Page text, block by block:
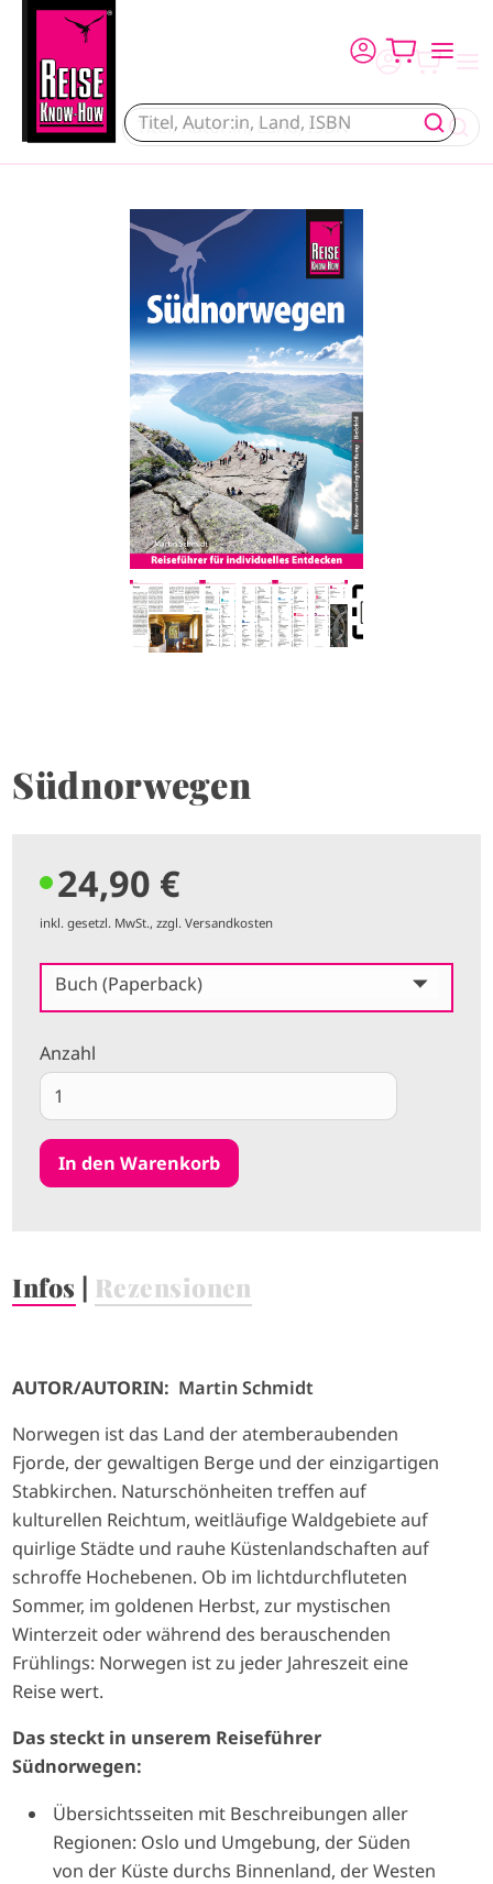
Südnorwegen
24,90 €
inkl. gesetzl. MwSt., zzgl. Versandkosten
Buch (Paperback)
Anzahl
Infos | Rezensionen
AUTOR/AUTORIN: Martin Schmidt
Norwegen ist das Land der atemberaubenden
Fjorde, der gewaltigen Berge und der einzigartigen
Stabkirchen. Naturschönheiten treffen auf
kulturellen Reichtum, weitläufige Waldgebiete auf
quirlige Städte und rauhe Küstenlandschaften auf
schroffe Hochebenen. Ob im lichtdurchfluteten
Sommer, im goldenen Herbst, zur mystischen
Winterzeit oder während des berauschenden
Frühlings: Norwegen ist zu jeder Jahreszeit eine
Reise wert.
Das steckt in unserem Reiseführer
Südnorwegen:
Übersichtsseiten mit Beschreibungen aller
Regionen: Oslo und Umgebung, der Süden
von der Küste durchs Binnenland, der Westen